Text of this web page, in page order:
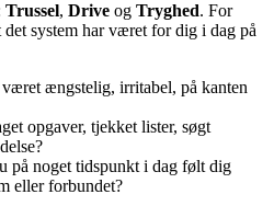
Trussel, Drive og Tryghed. For
system har været for dig i dag på
ængstelig, irritabel, på kanten
opgaver, tjekket lister, søgt
på noget tidspunkt i dag følt dig
eller forbundet?